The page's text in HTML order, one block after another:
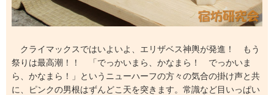
クライマックスではいよいよ、エリザベス神輿が発進！ もう
祭りは最高潮！！ 「でっかいまら、かなまら！ でっかいま
ら、かなまら！」というニューハーフの方々の気合の掛け声と共
に、ピンクの男根はずんどこ天を突きます。常識など目いっぱい